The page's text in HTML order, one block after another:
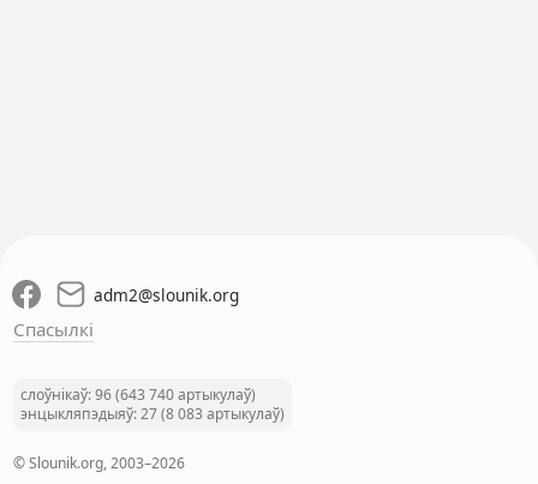
adm2@slounik.org
Спасылкі
слоўнікаў: 96 (643 740 артыкулаў)
энцыкляпэдыяў: 27 (8 083 артыкулаў)
© Slounik.org, 2003–2026